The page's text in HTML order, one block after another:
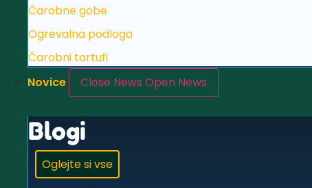
Čarobne gobe
Ogrevalna podloga
Čarobni tartufi
Novice
Close News Open News
Blogi
Oglejte si vse